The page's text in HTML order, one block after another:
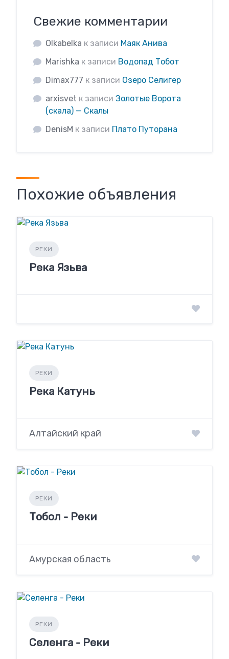
Свежие комментарии
Olkabelka к записи Маяк Анива
Marishka к записи Водопад Тобот
Dimax777 к записи Озеро Селигер
arxisvet к записи Золотые Ворота
(скала) — Скалы
DenisM к записи Плато Путорана
Похожие объявления
РЕКИ
Река Язьва
РЕКИ
Река Катунь
Алтайский край
РЕКИ
Тобол - Реки
Амурская область
РЕКИ
Селенга - Реки